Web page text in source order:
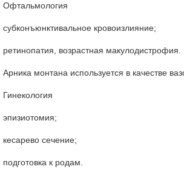
Офтальмология
субконъюнктивальное кровоизлияние;
ретинопатия, возрастная макулодистрофия.
Арника монтана используется в качестве
Гинекология
эпизиотомия;
кесарево сечение;
подготовка к родам.